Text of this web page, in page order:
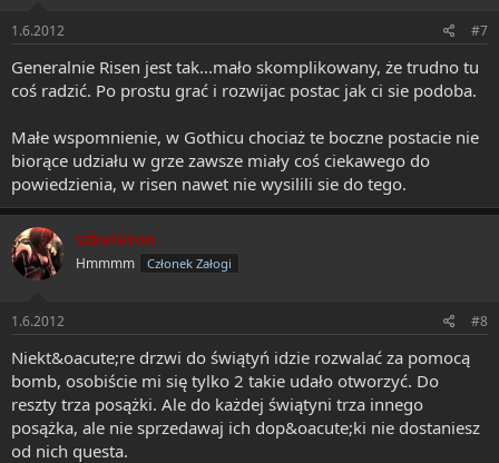
1.6.2012 #7
Generalnie Risen jest tak...mało skomplikowany, że trudno tu
coś radzić. Po prostu grać i rozwijac postac jak ci sie podoba.
Małe wspomnienie, w Gothicu chociaż te boczne postacie nie
biorące udziału w grze zawsze miały coś ciekawego do
powiedzienia, w risen nawet nie wysilili sie do tego.
szkeleton
Hmmmm Członek Załogi
1.6.2012 #8
Niekt&oacute;re drzwi do świątyń idzie rozwalać za pomocą
bomb, osobiście mi się tylko 2 takie udało otworzyć. Do
reszty trza posążki. Ale do każdej świątyni trza innego
posążka, ale nie sprzedawaj ich dop&oacute;ki nie dostaniesz
od nich questa.